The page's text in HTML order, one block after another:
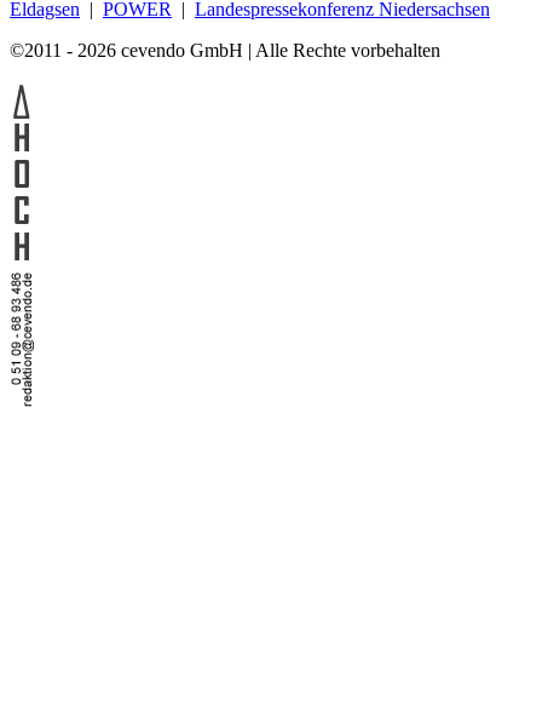
Eldagsen | POWER | Landespressekonferenz Niedersachsen
©2011 - 2026 cevendo GmbH | Alle Rechte vorbehalten